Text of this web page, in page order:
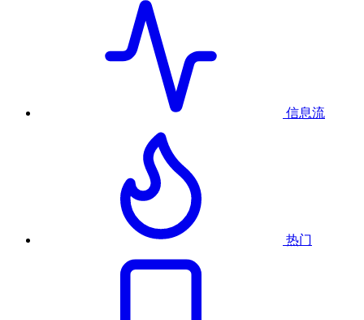
信息流
热门